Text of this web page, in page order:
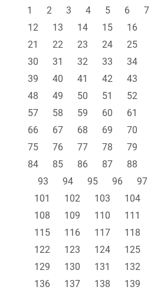
1
2 3 4 5 6 7
12
13 14 15 16
21
22 23 24 25
30
31 32 33 34
39
40 41 42 43
48
49 50 51 52
57
58 59 60 61
66
67 68 69 70
75
76 77 78 79
84
85 86 87 88
93
94 95 96 97
101
102 103 104
108
109 110 111
115
116 117 118
122
123 124 125
129
130 131 132
136
137 138 139